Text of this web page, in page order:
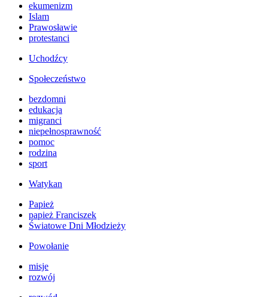
ekumenizm
Islam
Prawosławie
protestanci
Uchodźcy
Społeczeństwo
bezdomni
edukacja
migranci
niepełnosprawność
pomoc
rodzina
sport
Watykan
Papież
papież Franciszek
Światowe Dni Młodzieży
Powołanie
misje
rozwój